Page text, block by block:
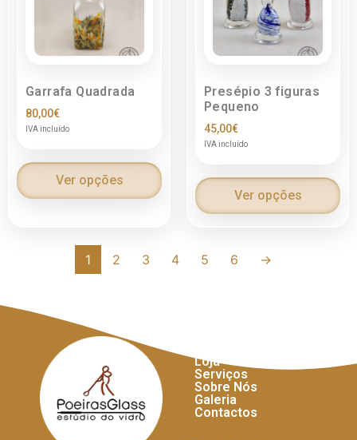
Garrafa Quadrada
80,00€
IVA incluído
Ver opções
Presépio 3 figuras
Pequeno
45,00€
IVA incluído
Ver opções
1 2 3 4 5 6 →
Loja
Serviços
Sobre Nós
Galeria
Contactos